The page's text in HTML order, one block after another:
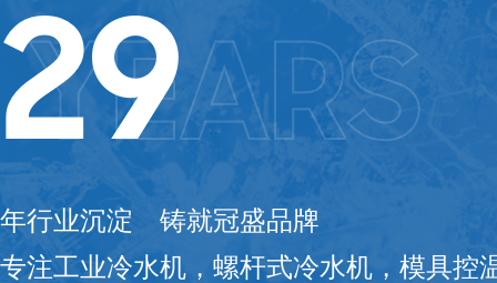
29
YEARS
年行业沉淀 铸就冠盛品牌
专注工业冷水机，螺杆式冷水机，模具控